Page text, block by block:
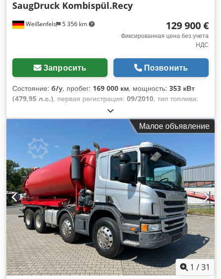
Weißenfels 5 356 km
SaugDruck Kombispül.Recy
129 900 €
Фиксированная цена без учета
НДС
Запросить Позвонить
Состояние: б/у, пробег: 169 000 км, мощность: 353 кВт
(479,95 л.с.), первая регистрация: 09/2010, тип топлива:
32 000 кг, конфигурация осей:
цвет:серый, тип передачи:автоматический, класс
ABS, кондиционер,
сажевый фильтр
Малое объявление
1 /31